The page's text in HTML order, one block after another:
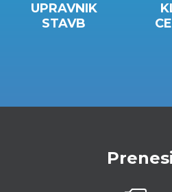
UPRAVNIK
STAVB